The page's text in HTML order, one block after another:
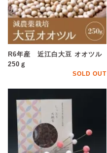
R6年産 近江白大豆 オオツル
250ｇ
SOLD OUT